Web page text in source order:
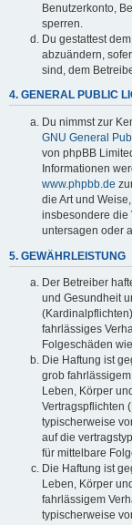
Benutzerkonto,
sperren.
Du gestattest
abzuändern,
sind, dem
4. GENERAL PUBLIC
Du nimmst zur
GNU General
von phpBB
Informationen
www.phpbb.de
die Art und
insbesondere die
untersagen oder
5. GEWÄHRLEISTUNG
Der Betreiber
und Gesundheit
fahrlässiges
Folgeschäden
Die Haftung ist
grob
Leben, Körper
Vertragspflichten
typischerweise
auf die
für mittelbare
Die Haftung ist
Leben, Körper
fahrlässigem
typischerweise